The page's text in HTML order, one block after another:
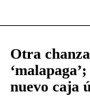
Otra
nuevo caja